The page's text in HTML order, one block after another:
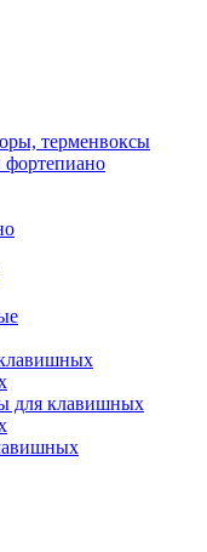
терменвоксы
для клавишных